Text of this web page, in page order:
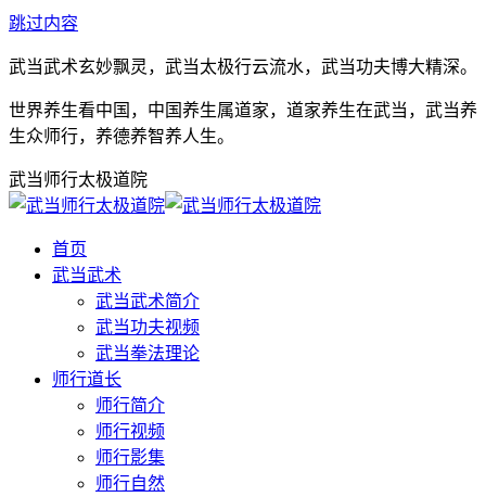
跳过内容
武当武术玄妙飘灵，武当太极行云流水，武当功夫博大精深。
世界养生看中国，中国养生属道家，道家养生在武当，武当养
生众师行，养德养智养人生。
武当师行太极道院
首页
武当武术
武当武术简介
武当功夫视频
武当拳法理论
师行道长
师行简介
师行视频
师行影集
师行自然